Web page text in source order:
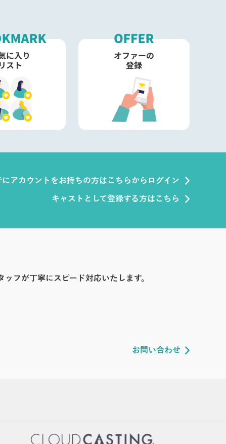
にアカウントをお持ちの方はこちらからログイン
キャストとして登録する方はこちら
フが丁寧にスピード対応いたします。
お問い合わせ